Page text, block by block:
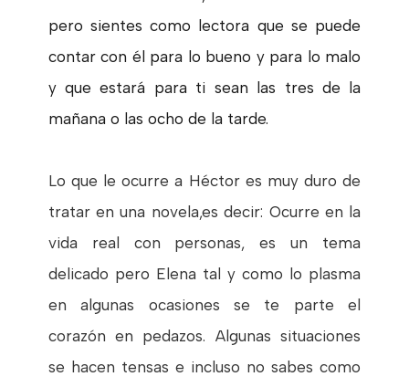
pero sientes como lectora que se puede
contar con él para lo bueno y para lo malo
y que estará para ti sean las tres de la
mañana o las ocho de la tarde.
Lo que le ocurre a Héctor es muy duro de
tratar en una novela,es decir: Ocurre en la
vida real con personas, es un tema
delicado pero Elena tal y como lo plasma
en algunas ocasiones se te parte el
corazón en pedazos. Algunas situaciones
se hacen tensas e incluso no sabes como